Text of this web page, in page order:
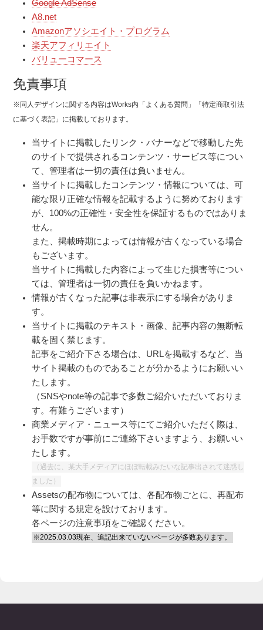
Google AdSense
A8.net
Amazonアソシエイト・プログラム
楽天アフィリエイト
バリューコマース
免責事項
※同人デザインに関する内容はWorks内「よくある質問」「特定商取引法
に基づく表記」に掲載しております。
当サイトに掲載したリンク・バナーなどで移動した先
のサイトで提供されるコンテンツ・サービス等につい
て、管理者は一切の責任は負いません。
当サイトに掲載したコンテンツ・情報については、可
能な限り正確な情報を記載するように努めております
が、100%の正確性・安全性を保証するものではありま
せん。
また、掲載時期によっては情報が古くなっている場合
もございます。
当サイトに掲載した内容によって生じた損害等につい
ては、管理者は一切の責任を負いかねます。
情報が古くなった記事は非表示にする場合がありま
す。
当サイトに掲載のテキスト・画像、記事内容の無断転
載を固く禁じます。
記事をご紹介下さる場合は、URLを掲載するなど、当
サイト掲載のものであることが分かるようにお願いい
たします。
（SNSやnote等の記事で多数ご紹介いただいておりま
す。有難うございます）
商業メディア・ニュース等にてご紹介いただく際は、
お手数ですが事前にご連絡下さいますよう、お願いい
たします。
（過去に、某大手メディアにほぼ転載みたいな記事出されて迷惑し
ました）
Assetsの配布物については、各配布物ごとに、再配布
等に関する規定を設けております。
各ページの注意事項をご確認ください。
※2025.03.03現在、追記出来ていないページが多数あります。